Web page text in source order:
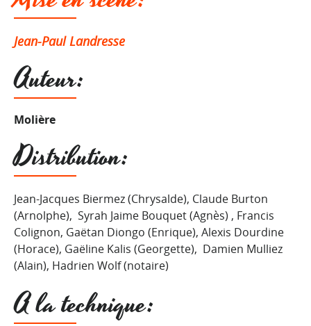
Jean-Paul Landresse
Auteur:
Molière
Distribution:
Jean-Jacques Biermez (Chrysalde), Claude Burton
(Arnolphe), Syrah Jaime Bouquet (Agnès) , Francis
Colignon, Gaëtan Diongo (Enrique), Alexis Dourdine
(Horace), Gaëline Kalis (Georgette), Damien Mulliez
(Alain), Hadrien Wolf (notaire)
A la technique: